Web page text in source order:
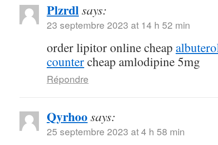
Plzrdlsays:
23 septembre 2023 at 14 h 52 min
order lipitor online cheap
countercheap amlodipine 5mg
Répondre
Qyrhoo says:
25 septembre 2023 at 4 h 58 min